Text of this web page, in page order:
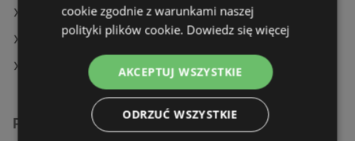
Aktualne gazetki Eurocash
Aktualne gazetki Netto
Aktualne gazetki Auchan
Podobne sklepy detaliczne
cookie zgodnie z warunkami naszej
polityki plików cookie. Dowiedz się więcej
AKCEPTUJ WSZYSTKIE
ODRZUĆ WSZYSTKIE